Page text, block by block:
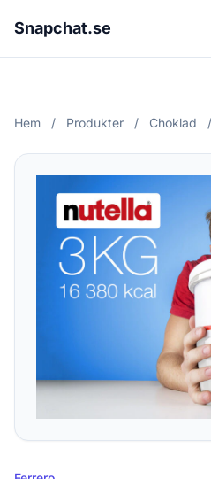
Snapchat.se
Hem / Produkter / Choklad /